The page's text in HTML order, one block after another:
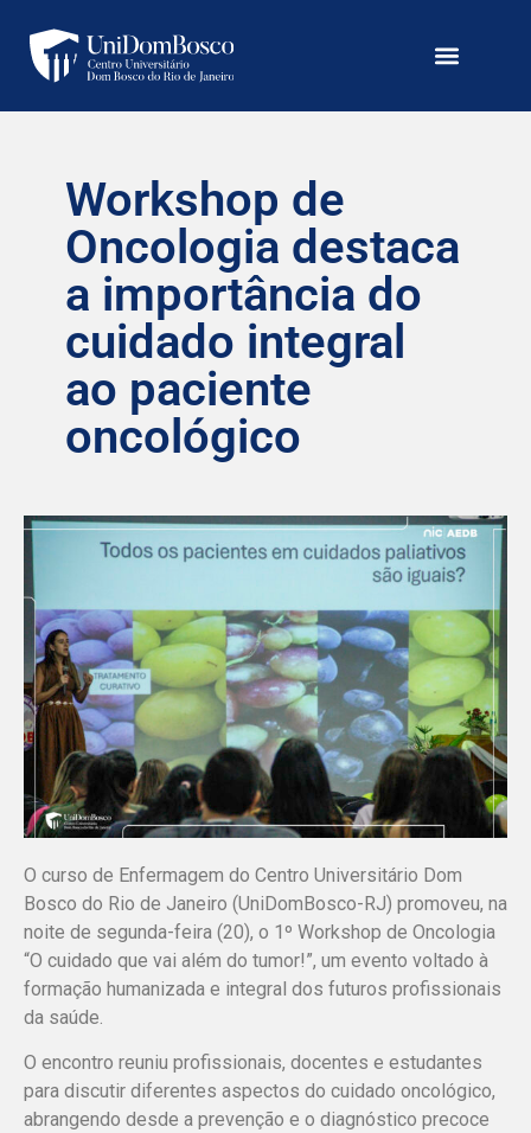
Workshop de
Oncologia destaca
a importância do
cuidado integral
ao paciente
oncológico
O curso de Enfermagem do Centro Universitário Dom
Bosco do Rio de Janeiro (UniDomBosco-RJ) promoveu, na
noite de segunda-feira (20), o 1º Workshop de Oncologia
“O cuidado que vai além do tumor!”, um evento voltado à
formação humanizada e integral dos futuros profissionais
da saúde.
O encontro reuniu profissionais, docentes e estudantes
para discutir diferentes aspectos do cuidado oncológico,
abrangendo desde a prevenção e o diagnóstico precoce